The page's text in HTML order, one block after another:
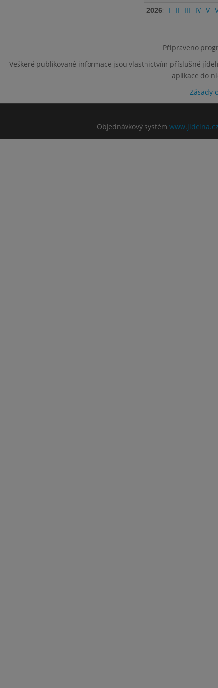
2026:
I II III IV V
Připraveno
Veškeré publikované informace jsou vlastnictvím příslušné
aplikace do
Zásady
Objednávkový systém www.jidelna.cz